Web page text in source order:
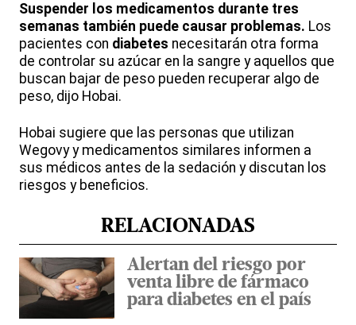
Suspender los medicamentos durante tres
semanas también puede causar problemas. Los
pacientes con diabetes necesitarán otra forma
de controlar su azúcar en la sangre y aquellos que
buscan bajar de peso pueden recuperar algo de
peso, dijo Hobai.
Hobai sugiere que las personas que utilizan
Wegovy y medicamentos similares informen a
sus médicos antes de la sedación y discutan los
riesgos y beneficios.
RELACIONADAS
Alertan del riesgo por
venta libre de fármaco
para diabetes en el país